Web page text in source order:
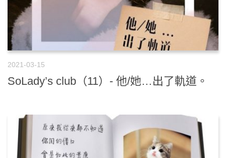
2021-03-15
SoLady’s club（11）- 他/她…出了軌道。